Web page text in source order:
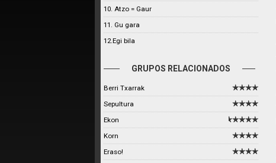
10. Atzo = Gaur
11. Gu gara
12.Egi bila
GRUPOS RELACIONADOS
Berri Txarrak
Sepultura
Ekon
Korn
Eraso!